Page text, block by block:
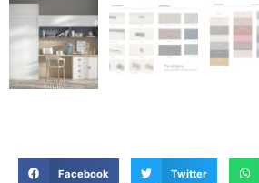
Facebook Twitter